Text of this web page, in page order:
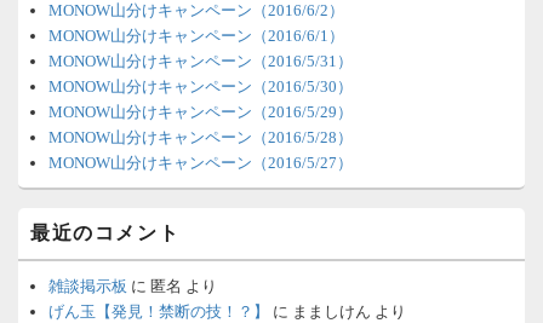
ア
MONOW山分けキャンペーン（2016/6/2）
MONOW山分けキャンペーン（2016/6/1）
MONOW山分けキャンペーン（2016/5/31）
MONOW山分けキャンペーン（2016/5/30）
MONOW山分けキャンペーン（2016/5/29）
MONOW山分けキャンペーン（2016/5/28）
MONOW山分けキャンペーン（2016/5/27）
最近のコメント
雑談掲示板 に 匿名 より
げん玉【発見！禁断の技！？】
に まましけん より